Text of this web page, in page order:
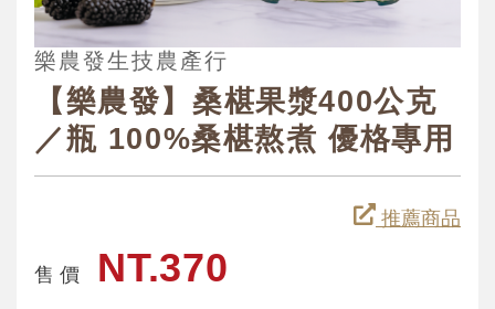
樂農發生技農產行
【樂農發】桑椹果漿400公克
／瓶 100%桑椹熬煮 優格專用
推薦商品
售 價 NT.370